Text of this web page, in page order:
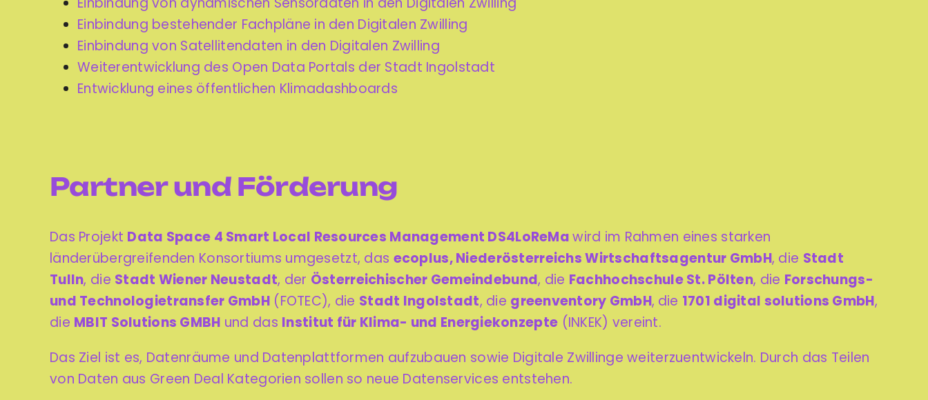
Einbindung bestehender Fachpläne in den Digitalen Zwilling
Einbindung von Satellitendaten in den Digitalen Zwilling
Weiterentwicklung des Open Data Portals der Stadt Ingolstadt
Entwicklung eines öffentlichen Klimadashboards
Partner und Förderung
Das Projekt Data Space 4 Smart Local Resources Management DS4LoReMawird im Rahmen eines starken
länderübergreifenden Konsortiums umgesetzt, das ecoplus, Niederösterreichs Wirtschaftsagentur GmbH, die Stadt
Tulln, die Stadt Wiener Neustadt, der Österreichischer Gemeindebund, die Fachhochschule St. Pölten, die Forschungs-
und Technologietransfer GmbH(FOTEC), die Stadt Ingolstadt, die greenventory GmbH, die 1701 digital solutions GmbH,
die MBIT Solutions GMBH und das Institut für Klima- und Energiekonzepte (INKEK) vereint.
Das Ziel ist es, Datenräume und Datenplattformen aufzubauen sowie Digitale Zwillinge weiterzuentwickeln. Durch das Teilen
von Daten aus Green Deal Kategorien sollen so neue Datenservices entstehen.